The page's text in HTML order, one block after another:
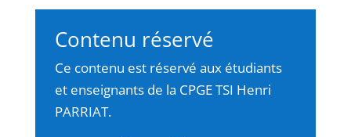
Contenu réservé
Ce contenu est réservé aux étudiants
et enseignants de la CPGE TSI Henri
PARRIAT.